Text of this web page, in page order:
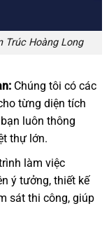
Trúc Hoàng Long
Chúng tôi có các
từng diện tích
luôn thông
thự lớn.
làm việc
ý tưởng, thiết kế
sát thi công, giúp